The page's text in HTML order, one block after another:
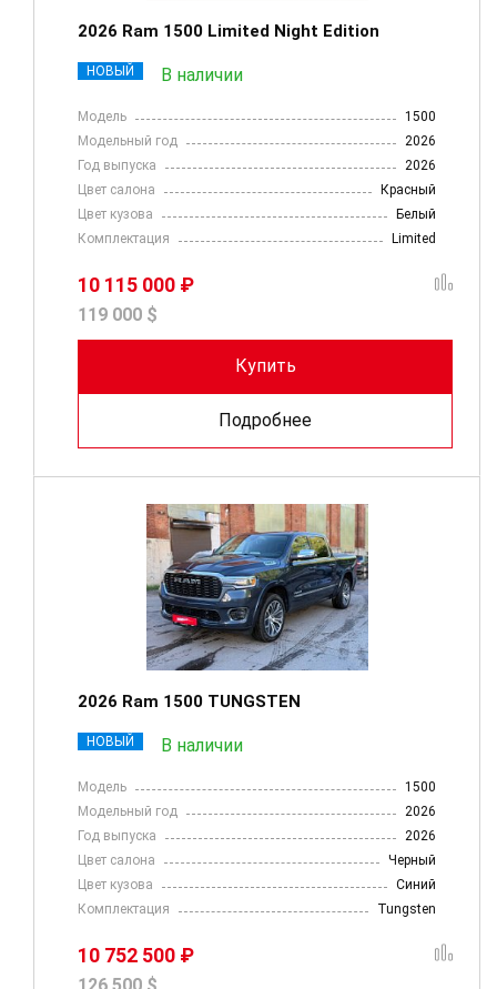
2026 Ram 1500 Limited Night Edition
НОВЫЙ В наличии
Модель
1500
Модельный год
2026
Год выпуска
2026
Цвет салона
Красный
Цвет кузова
Белый
Комплектация
Limited
10 115 000 ₽
119 000 $
Купить
Подробнее
2026 Ram 1500 TUNGSTEN
НОВЫЙ В наличии
Модель
1500
Модельный год
2026
Год выпуска
2026
Цвет салона
Черный
Цвет кузова
Синий
Комплектация
Tungsten
10 752 500 ₽